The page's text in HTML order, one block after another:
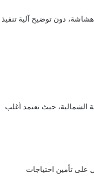
دون توضيح آلية تنفيذ
الشمالية، حيث تعتمد أغلب
على تأمين احتياجات